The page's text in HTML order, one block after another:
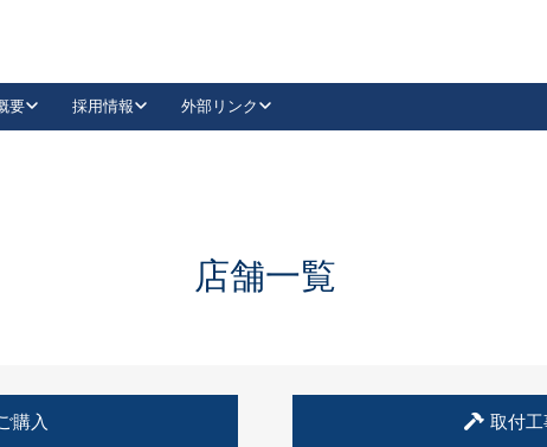
抗ウイルス・抗菌製品
要 採用情報 外部リンク
LinkedIn
住宅使用部材標準化推進協議会
店舗一覧
購入 取付